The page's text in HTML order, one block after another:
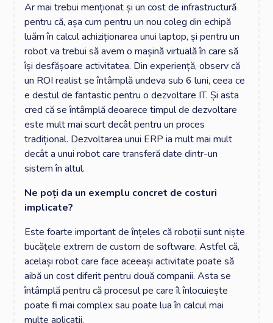
Ar mai trebui menționat și un cost de infrastructură
pentru că, așa cum pentru un nou coleg din echipă
luăm în calcul achiziționarea unui laptop, și pentru un
robot va trebui să avem o mașină virtuală în care să
își desfășoare activitatea. Din experiență, observ că
un ROI realist se întâmplă undeva sub 6 luni, ceea ce
e destul de fantastic pentru o dezvoltare IT. Și asta
cred că se întâmplă deoarece timpul de dezvoltare
este mult mai scurt decât pentru un proces
tradițional. Dezvoltarea unui ERP ia mult mai mult
decât a unui robot care transferă date dintr-un
sistem în altul.
Ne poți da un exemplu concret de costuri
implicate?
Este foarte important de înțeles că roboții sunt niște
bucățele extrem de custom de software. Astfel că,
același robot care face aceeași activitate poate să
aibă un cost diferit pentru două companii. Asta se
întâmplă pentru că procesul pe care îl înlocuiește
poate fi mai complex sau poate lua în calcul mai
multe aplicații.